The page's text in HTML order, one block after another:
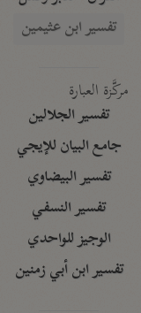
تفسير ابن عثيمين
مركَّزة العبارة
تفسير الجلالين
جامع البيان للإيجي
تفسير البيضاوي
تفسير النسفي
الوجيز للواحدي
تفسير ابن أبي زمنين